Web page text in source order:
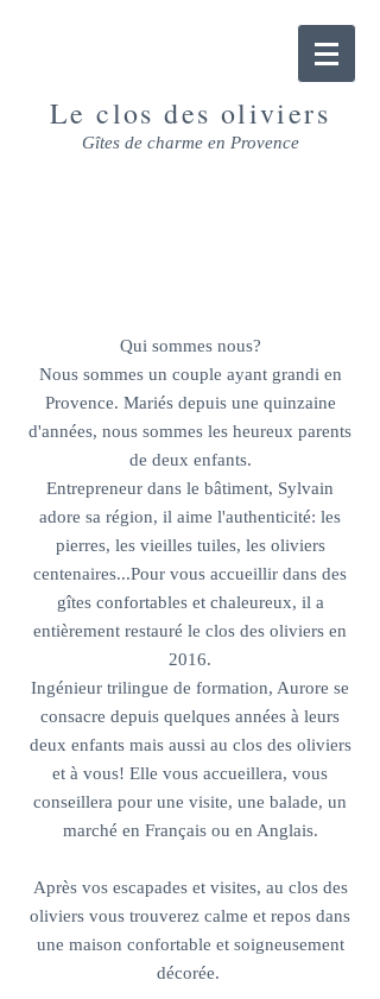
Le clos des oliviers
Gîtes de charme en Provence
Qui sommes nous?
Nous sommes un couple ayant grandi en
Provence. Mariés depuis une quinzaine
d'années, nous sommes les heureux parents
de deux enfants.
Entrepreneur dans le bâtiment, Sylvain
adore sa région, il aime l'authenticité: les
pierres, les vieilles tuiles, les oliviers
centenaires...Pour vous accueillir dans des
gîtes confortables et chaleureux, il a
entièrement restauré le clos des oliviers en
2016.
Ingénieur trilingue de formation, Aurore se
consacre depuis quelques années à leurs
deux enfants mais aussi au clos des oliviers
et à vous! Elle vous accueillera, vous
conseillera pour une visite, une balade, un
marché en Français ou en Anglais.
Après vos escapades et visites, au clos des
oliviers vous trouverez calme et repos dans
une maison confortable et soigneusement
décorée.